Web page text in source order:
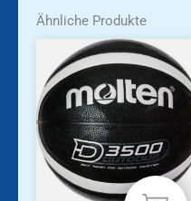
Ähnliche Produkte